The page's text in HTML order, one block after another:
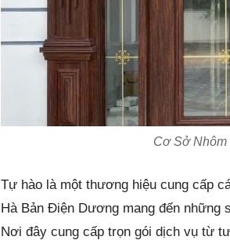
Cơ Sở
Tự hào là một thương hiệu cung cấp
Hà Bản Điện Dương mang đến những
Nơi đây cung cấp trọn gói dịch vụ từ